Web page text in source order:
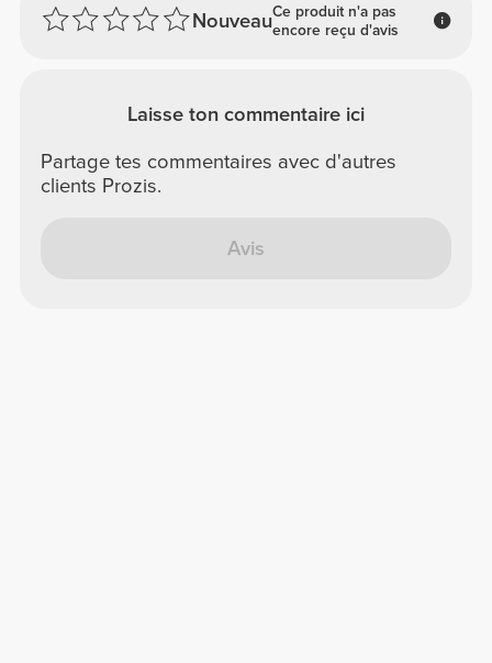
NouveauCe produit n'a pas
encore reçu d'avis
Laisse ton commentaire ici
Partage tes commentaires avec d'autres
clients Prozis.
Avis